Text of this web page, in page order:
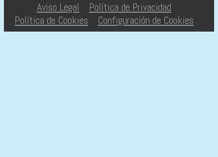
Aviso Legal
Política de Privacidad
Política de Cookies
Configuración de Cookies